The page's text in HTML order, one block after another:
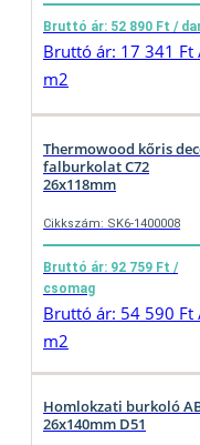
Bruttó ár: 52 890 Ft /
Bruttó ár: 17 341 Ft
m2
Thermowood kőris
falburkolat C72
26x118mm
Cikkszám: SK6-1400008
Bruttó ár: 92 759 Ft /
csomag
Bruttó ár: 54 590 Ft
m2
Homlokzati burkoló
26x140mm D51